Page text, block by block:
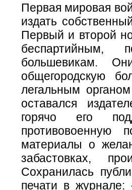
Первая мировая
издать
Первый и второй
большевикам.
общегородскую
легальным
оставался
горячо его
противовоенную
материалы о
забастовках,
Сохранилась
печати в